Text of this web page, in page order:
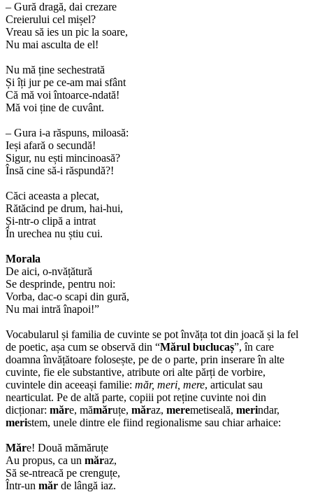
– Gură dragă, dai crezare
Creierului cel mișel?
Vreau să ies un pic la soare,
Nu mai asculta de el!
Nu mă ține sechestrată
Și îți jur pe ce-am mai sfânt
Că mă voi întoarce-ndată!
Mă voi ține de cuvânt.
– Gura i-a răspuns, miloasă:
Ieși afară o secundă!
Sigur, nu ești mincinoasă?
Însă cine să-i răspundă?!
Căci aceasta a plecat,
Rătăcind pe drum, hai-hui,
Și-ntr-o clipă a intrat
În urechea nu știu cui.
Morala
De aici, o-nvățătură
Se desprinde, pentru noi:
Vorba, dac-o scapi din gură,
Nu mai intră înapoi!”
Vocabularul și familia de cuvinte se pot învăța tot din joacă și la fel
de poetic, așa cum se observă din “Mărul buclucaș”, în care
doamna învățătoare folosește, pe de o parte, prin inserare în alte
cuvinte, fie ele substantive, atribute ori alte părți de vorbire,
cuvintele din aceeași familie: măr, meri, mere, articulat sau
nearticulat. Pe de altă parte, copiii pot reține cuvinte noi din
dicționar: măre, mămăruțe, măraz, meremetiseală, merindar,
meristem, unele dintre ele fiind regionalisme sau chiar arhaice:
Măre! Două mămăruțe
Au propus, ca un măraz,
Să se-ntreacă pe crenguțe,
Într-un măr de lângă iaz.